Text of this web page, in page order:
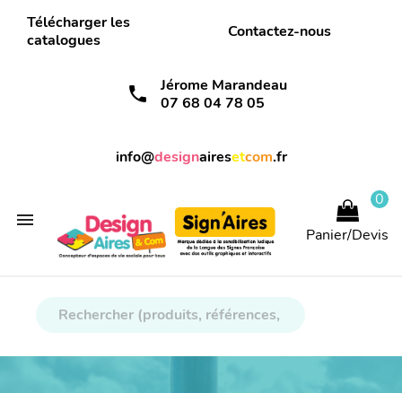
Télécharger les
catalogues
Contactez-nous
call
Jérome Marandeau
07 68 04 78 05
info@designairesetcom.fr

0
Panier/Devis